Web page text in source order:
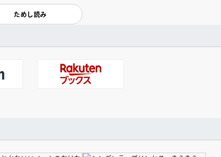
ためし読み